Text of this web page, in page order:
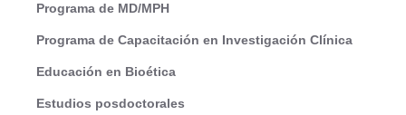
Programa de MD/MPH
Programa de Capacitación en Investigación Clínica
Educación en Bioética
Estudios posdoctorales